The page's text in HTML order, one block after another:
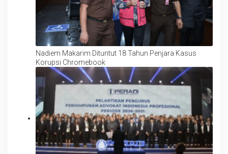
Nadiem Makarim Dituntut 18 Tahun Penjara Kasus
Korupsi Chromebook